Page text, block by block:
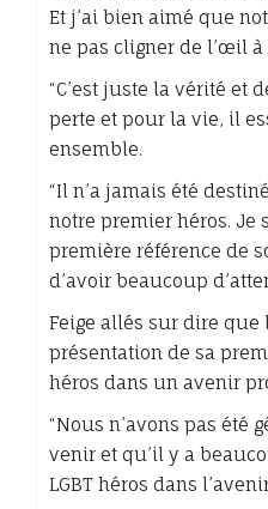
Et j’ai bien aimé que
ne pas cligner de l’œil à
“C’est juste la vérité et
perte et pour la vie, il
ensemble.
“Il n’a jamais été
notre premier héros. Je
première référence de
d’avoir beaucoup
Feige allés sur dire
présentation de sa
héros dans un avenir
“Nous n’avons pas été
venir et qu’il y a
LGBT héros dans